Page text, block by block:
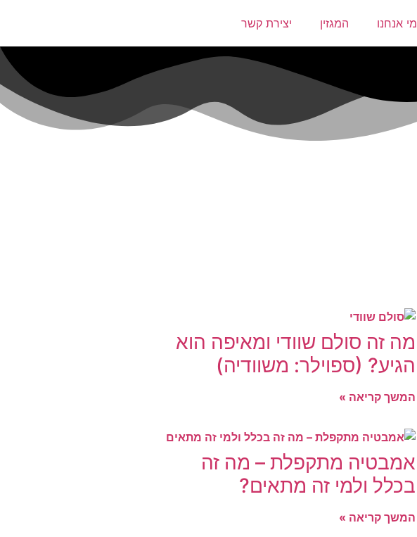
מי אנחנו המגזין יצירת קשר
מה זה סולם שוודי ומאיפה הוא
הגיע? (ספוילר: משוודיה)
המשך קריאה »
אמבטיה מתקפלת – מה זה
בכלל ולמי זה מתאים?
המשך קריאה »